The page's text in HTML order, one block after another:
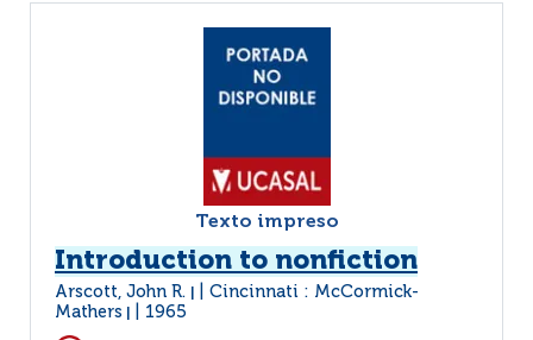
Texto impreso
Introduction to nonfiction
Arscott, John R.
Cincinnati : McCormick-
Mathers
1965